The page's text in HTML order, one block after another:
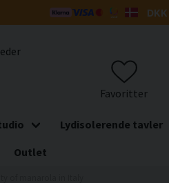
Lydisolerende tavler
Outlet